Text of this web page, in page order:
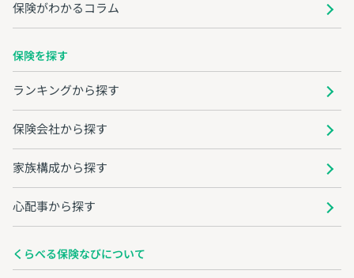
保険がわかるコラム
保険を探す
ランキングから探す
保険会社から探す
家族構成から探す
心配事から探す
くらべる保険なびについて